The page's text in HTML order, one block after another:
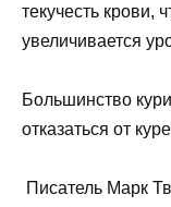
текучесть крови,
увеличивается
Большинство
отказаться от
Писатель Марк